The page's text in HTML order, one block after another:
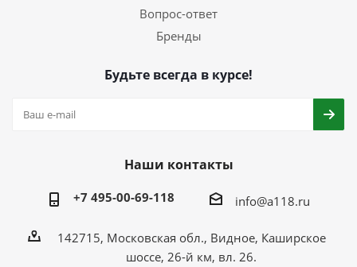
Вопрос-ответ
Бренды
Будьте всегда в курсе!
Наши контакты
+7 495-00-69-118 info@a118.ru
142715, Московская обл., Видное, Каширское
шоссе, 26-й км, вл. 26.